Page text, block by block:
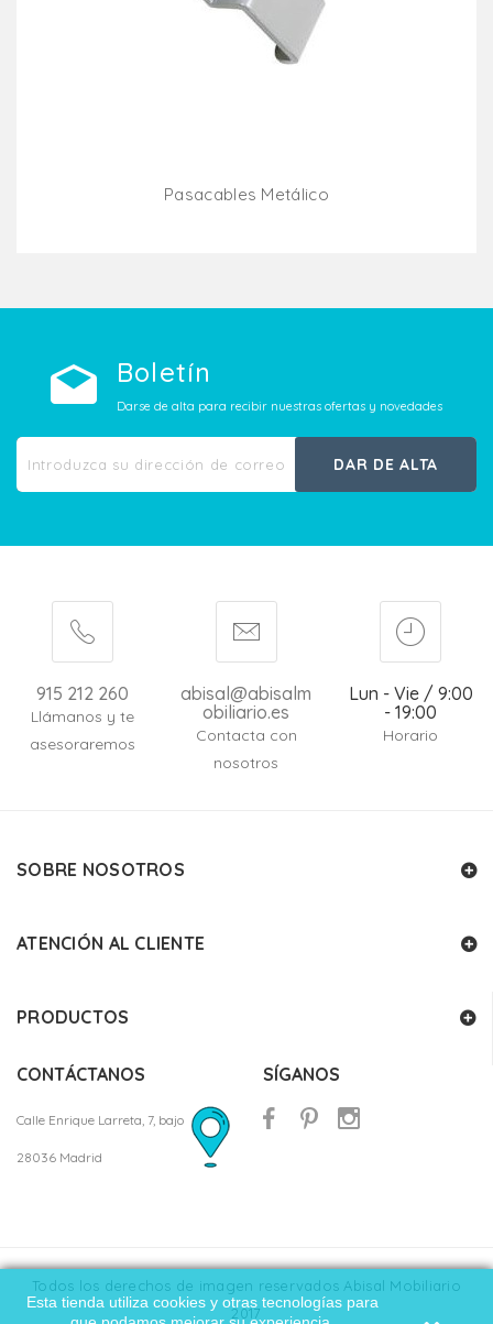
Esta tienda utiliza cookies y otras tecnologías para
Pasacables Metálico
Boletín
Darse de alta para recibir nuestras ofertas y novedades
DAR DE ALTA
915 212 260
Llámanos y te
asesoraremos
abisal@abisalm
obiliario.es
Contacta con
nosotros
Lun - Vie / 9:00
- 19:00
Horario
SOBRE NOSOTROS
ATENCIÓN AL CLIENTE
PRODUCTOS
CONTÁCTANOS
Calle Enrique Larreta, 7, bajo
28036 Madrid
SÍGANOS
Todos los derechos de imagen reservados Abisal Mobiliario
2017